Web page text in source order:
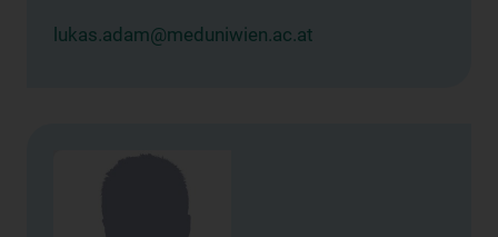
lukas.adam@meduniwien.ac.at